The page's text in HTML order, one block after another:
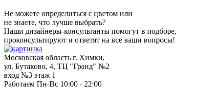
Не можете определиться с цветом или
не знаете, что лучше выбрать?
Наши дизайнеры-консультанты помогут в подборе,
проконсультируют и ответят на все ваши вопросы!
Московская область г. Химки,
ул. Бутаково, 4, ТЦ "Гранд" №2
вход №3 этаж 1
Работаем Пн-Вс 10:00 - 22:00